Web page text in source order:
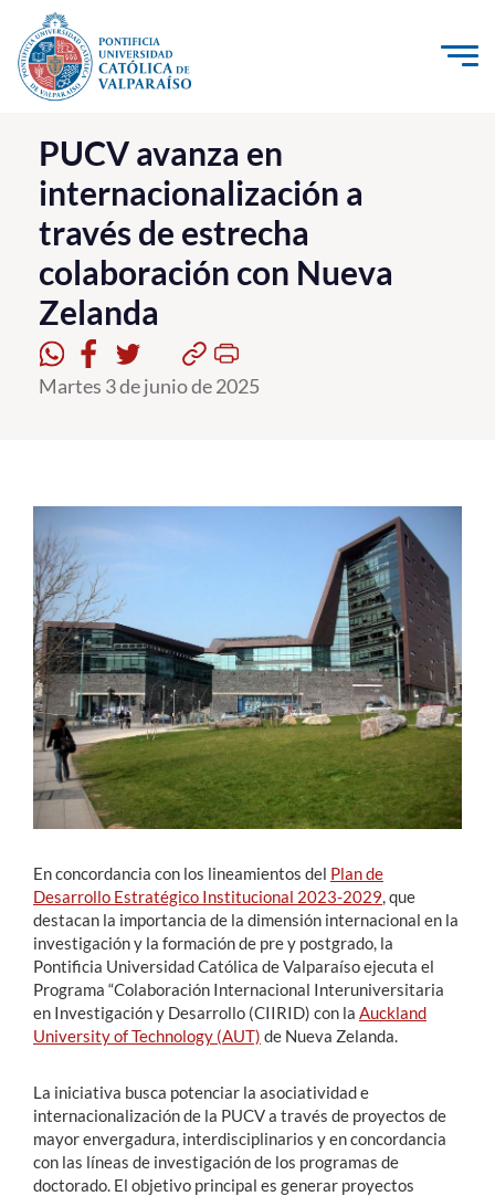
Click acá para ir directamente al contenido
La Universidad
Investigación, Creación e Innovación
PUCV Internacional
Vinculación con el Medio
Admisión
Pregrado
Estudiantes
Académicos
Funcionarios
Alumni
English
PUCV avanza en
internacionalización a
través de estrecha
colaboración con Nueva
Zelanda
Martes 3 de junio de 2025
En concordancia con los lineamientos del Plan de
Desarrollo Estratégico Institucional 2023-2029 , que
destacan la importancia de la dimensión internacional en la
investigación y la formación de pre y postgrado, la
Pontificia Universidad Católica de Valparaíso ejecuta el
Programa “Colaboración Internacional Interuniversitaria
en Investigación y Desarrollo (CIIRID) con la Auckland
University of Technology (AUT) de Nueva Zelanda.
La iniciativa busca potenciar la asociatividad e
internacionalización de la PUCV a través de proyectos de
mayor envergadura, interdisciplinarios y en concordancia
con las líneas de investigación de los programas de
doctorado. El objetivo principal es generar proyectos